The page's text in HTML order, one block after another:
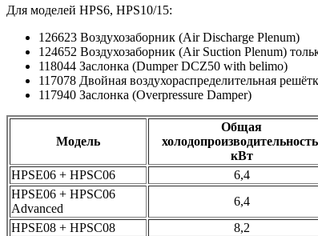
Для моделей HPS6, HPS10/15:
126623 Воздухозаборник (Air Discharge Plenum)
124652 Воздухозаборник (Air Suction Plenum)
118044 Заслонка (Dumper DCZ50 with belimo)
117078 Двойная воздухораспределительная
117940 Заслонка (Overpressure Damper)
Модель
Общая
кВт
HPSE06 + HPSC06
6,4
HPSE06 + HPSC06
Advanced
6,4
HPSE08 + HPSC08
8,2